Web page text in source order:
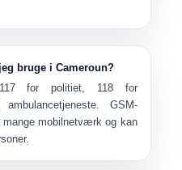
bruge i Cameroun?
117for politiet, 118for
GSM-
mobilnetværk og kan